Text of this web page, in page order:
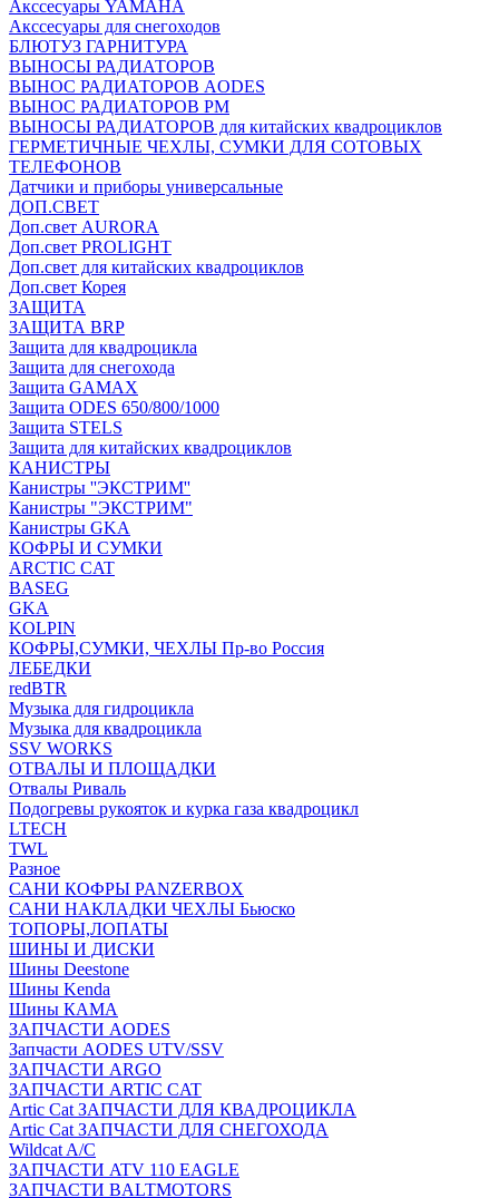
Акссесуары YAMAHA
Акссесуары для снегоходов
БЛЮТУЗ ГАРНИТУРА
ВЫНОСЫ РАДИАТОРОВ
ВЫНОС РАДИАТОРОВ AODES
ВЫНОС РАДИАТОРОВ РМ
ВЫНОСЫ РАДИАТОРОВ для китайских квадроциклов
ГЕРМЕТИЧНЫЕ ЧЕХЛЫ, СУМКИ ДЛЯ СОТОВЫХ
ТЕЛЕФОНОВ
Датчики и приборы универсальные
ДОП.СВЕТ
Доп.свет AURORA
Доп.свет PROLIGHT
Доп.свет для китайских квадроциклов
Доп.свет Корея
ЗАЩИТА
ЗАЩИТА BRP
Защита для квадроцикла
Защита для снегохода
Защита GAMAX
Защита ODES 650/800/1000
Защита STELS
Защита для китайских квадроциклов
КАНИСТРЫ
Канистры ''ЭКСТРИМ''
Канистры "ЭКСТРИМ"
Канистры GKA
КОФРЫ И СУМКИ
ARCTIC CAT
BASEG
GKA
KOLPIN
КОФРЫ,СУМКИ, ЧЕХЛЫ Пр-во Россия
ЛЕБЕДКИ
redBTR
Музыка для гидроцикла
Музыка для квадроцикла
SSV WORKS
ОТВАЛЫ И ПЛОЩАДКИ
Отвалы Риваль
Подогревы рукояток и курка газа квадроцикл
LTECH
TWL
Разное
САНИ КОФРЫ PANZERBOX
САНИ НАКЛАДКИ ЧЕХЛЫ Бьюско
ТОПОРЫ,ЛОПАТЫ
ШИНЫ И ДИСКИ
Шины Deestone
Шины Kenda
Шины КАМА
ЗАПЧАСТИ AODES
Запчасти AODES UTV/SSV
ЗАПЧАСТИ ARGO
ЗАПЧАСТИ ARTIC CAT
Artic Cat ЗАПЧАСТИ ДЛЯ КВАДРОЦИКЛА
Artic Cat ЗАПЧАСТИ ДЛЯ СНЕГОХОДА
Wildcat A/C
ЗАПЧАСТИ ATV 110 EAGLE
ЗАПЧАСТИ BALTMOTORS